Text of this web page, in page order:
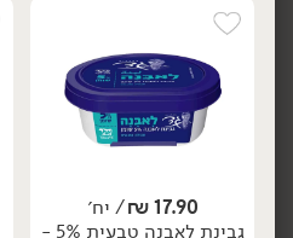
19.90
₪/ יח׳
גד'
170 גרם
17.90
₪/ יח׳
גבינת לאבנה טבעית 5% -